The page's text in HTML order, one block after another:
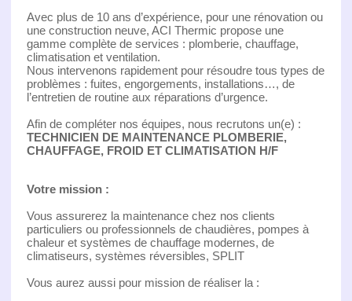
Avec plus de 10 ans d’expérience, pour une rénovation ou
une construction neuve, ACI Thermic propose une
gamme complète de services : plomberie, chauffage,
climatisation et ventilation.
Nous intervenons rapidement pour résoudre tous types de
problèmes : fuites, engorgements, installations…, de
l’entretien de routine aux réparations d’urgence.
Afin de compléter nos équipes, nous recrutons un(e) :
TECHNICIEN DE MAINTENANCE PLOMBERIE,
CHAUFFAGE, FROID ET CLIMATISATION H/F
Votre mission :
Vous assurerez la maintenance chez nos clients
particuliers ou professionnels de chaudières, pompes à
chaleur et systèmes de chauffage modernes, de
climatiseurs, systèmes réversibles, SPLIT
Vous aurez aussi pour mission de réaliser la :